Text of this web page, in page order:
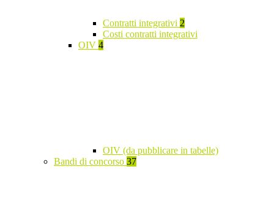
Contratti integrativi 2
Costi contratti integrativi
OIV 4
OIV (da pubblicare in tabelle)
Bandi di concorso 37